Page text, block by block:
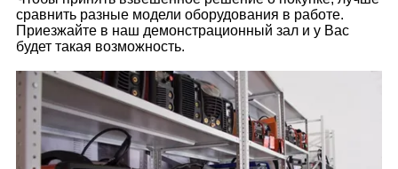
сравнить разные модели оборудования в работе.
Приезжайте в наш демонстрационный зал и у Вас
будет такая возможность.